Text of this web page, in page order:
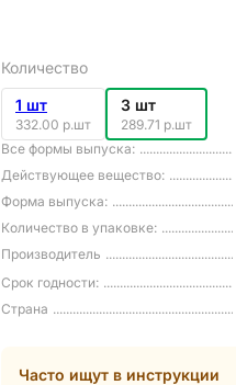
Количество
1 шт
332.00 р.шт
3 шт
289.71 р.шт
Все формы выпуска:
Действующее вещество:
Форма выпуска:
Количество в упаковке:
Производитель
Срок годности:
Страна
Часто ищут в инструкции